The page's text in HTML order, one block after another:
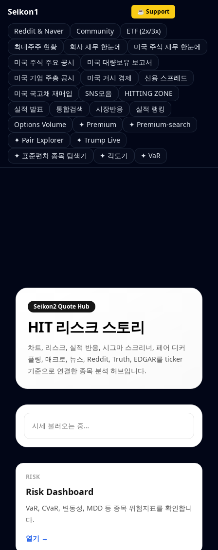
Seikon1 ☕ Support
Reddit & Naver Community
ETF (2x/3x)
최대주주 현황
회사 재무 한눈에
미국 주식 재무 한눈에
미국 주식 주요 공시
미국 대량보유 보고서
미국 기업 주총 공시
미국 거시 경제
신용 스프레드
미국 국고채 재매입
SNS모음
HITTING ZONE
실적 발표
통합검색 시장반응
실적 랭킹
Options Volume
✦ Premium
✦ Premium-search
✦ Pair Explorer
✦ Trump Live
✦ 표준편차 종목 탐색기
✦ 각도기 ✦ VaR
Seikon2 Quote Hub
HIT리스크 스토리
차트, 리스크, 실적 반응, 시그마 스크리너, 페어 디커
플링, 매크로, 뉴스, Reddit, Truth, EDGAR를 ticker
기준으로 연결한 종목 분석 허브입니다.
시세 불러오는 중…
RISK
Risk Dashboard
VaR, CVaR, 변동성, MDD 등 종목 위험지표를 확인합니
다.
열기 →